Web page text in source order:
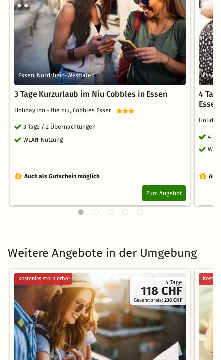
Essen, Nordrhein-Westfalen
3 Tage Kurzurlaub im Niu Cobbles in Essen
Holiday Inn - the niu, Cobbles Essen
3 Tage / 2 Übernachtungen
WLAN-Nutzung
Auch als Gutschein möglich
Zum Angebot
4
Essen
4
Weitere Angebote in der Umgebung
4 Tage
118 CHF
Gesamtpreis:236 CHF
Kostenlos stornierbar